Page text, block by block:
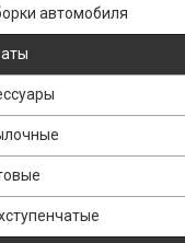
автомобиля